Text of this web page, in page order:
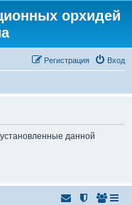
орхидей
Вход
Регистрация
данной